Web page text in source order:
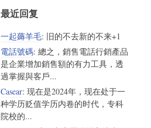
最近回复
一起薅羊毛: 旧的不去新的不来+1
電話號碼: 總之，銷售電話行銷產品
是企業增加銷售額的有力工具，透
過掌握與客戶...
Casear: 现在是2024年，现在处于一
种学历贬值学历内卷的时代，专科
院校的...